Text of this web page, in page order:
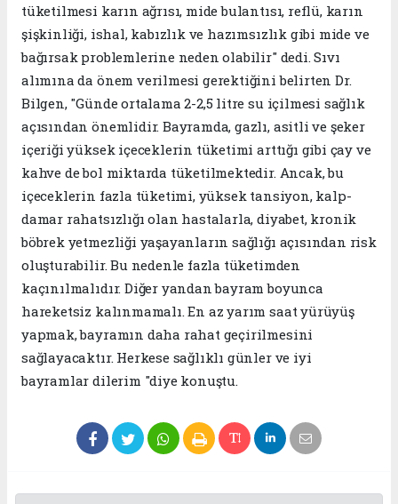
tüketilmesi karın ağrısı, mide bulantısı, reflü, karın
şişkinliği, ishal, kabızlık ve hazımsızlık gibi mide ve
bağırsak problemlerine neden olabilir" dedi. Sıvı
alımına da önem verilmesi gerektiğini belirten Dr.
Bilgen, "Günde ortalama 2-2,5 litre su içilmesi sağlık
açısından önemlidir. Bayramda, gazlı, asitli ve şeker
içeriği yüksek içeceklerin tüketimi arttığı gibi çay ve
kahve de bol miktarda tüketilmektedir. Ancak, bu
içeceklerin fazla tüketimi, yüksek tansiyon, kalp-
damar rahatsızlığı olan hastalarla, diyabet, kronik
böbrek yetmezliği yaşayanların sağlığı açısından risk
oluşturabilir. Bu nedenle fazla tüketimden
kaçınılmalıdır. Diğer yandan bayram boyunca
hareketsiz kalınmamalı. En az yarım saat yürüyüş
yapmak, bayramın daha rahat geçirilmesini
sağlayacaktır. Herkese sağlıklı günler ve iyi
bayramlar dilerim "diye konuştu.